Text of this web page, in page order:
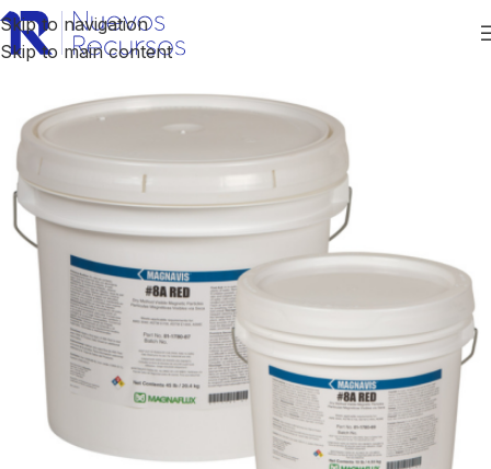
Skip to navigation
Skip to main content